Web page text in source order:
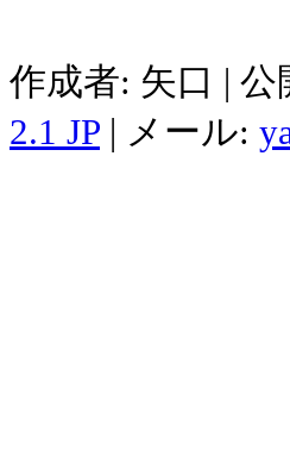
作成者: 矢口 |
2.1 JP | メール: